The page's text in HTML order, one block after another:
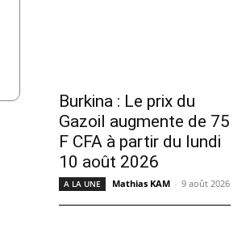
Burkina : Le prix du
Gazoil augmente de 75
F CFA à partir du lundi
10 août 2026
A LA UNE Mathias KAM - 9 août 2026